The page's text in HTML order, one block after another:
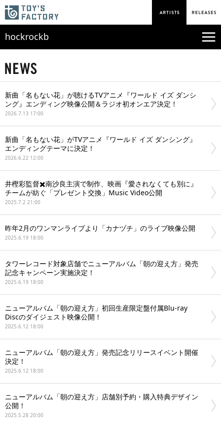
hockrockb
新曲「名もない花」が聴けるTVアニメ『ワールド イズ ダンシ
ング』エンディング映像公開＆ラジオ初オンエア決定！
2026.7.13 17:00
新曲「名もない花」がTVアニメ『ワールド イズ ダンシング』
エンディングテーマに決定！
2026.6.22 12:00
井樫彩監督✖️南沙良主演で制作、映画『愛されなくても別に』
チームが紡ぐ「プレゼント交換」Music Video公開
2025.7.2 21:00
昨年2月のワンマンライブより「カナヅチ」のライブ映像公開
2025.6.19 18:00
タワーレコード対象店舗でニューアルバム「朝の迎え方」発売
記念キャンペーン実施決定！
2025.6.19 18:00
ニューアルバム「朝の迎え方」初回生産限定盤付属Blu-ray
Discのダイジェスト映像公開！
2025.6.12 18:00
ニューアルバム「朝の迎え方」発売記念リリースイベント開催
決定！
2025.6.12 18:00
ニューアルバム「朝の迎え方」店舗別予約・購入特典デザイン
公開！
2025.5.28 20:00